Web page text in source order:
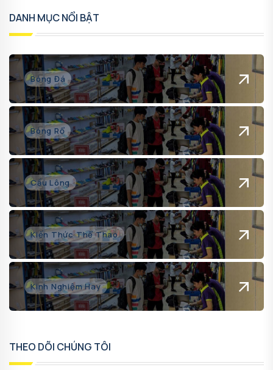
DANH MỤC NỔI BẬT
Bóng Đá
Bóng Rổ
Cầu Lông
Kiến Thức Thể Thao
Kinh Nghiệm Hay
THEO DÕI CHÚNG TÔI